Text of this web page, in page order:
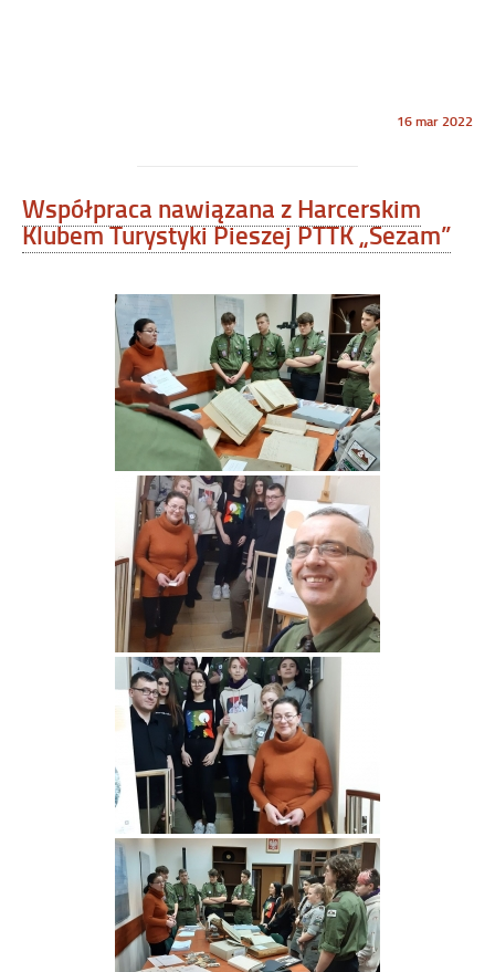
Opublikowano
16 mar 2022
Współpraca nawiązana z Harcerskim
Klubem Turystyki Pieszej PTTK „Sezam”